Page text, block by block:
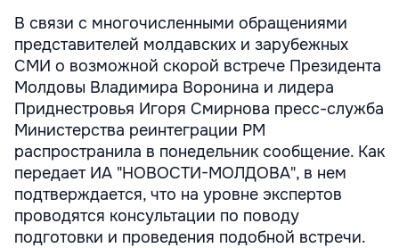
В связи с многочисленными обращениями
представителей молдавских и зарубежных
СМИ о возможной скорой встрече Президента
Молдовы Владимира Воронина и лидера
Приднестровья Игоря Смирнова пресс-служба
Министерства реинтеграции РМ
распространила в понедельник сообщение. Как
передает ИА "НОВОСТИ-МОЛДОВА", в нем
подтверждается, что на уровне экспертов
проводятся консультации по поводу
подготовки и проведения подобной встречи.